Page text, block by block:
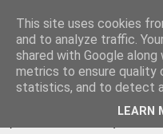
Manus
außer
This site uses cookies
and to analyze traffic.
shared with Google
metrics to ensure quality
statistics, and to detect
LEARN